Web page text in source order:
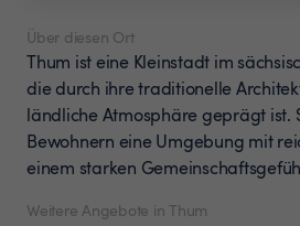
Weitere Angebote in Thum
Über diesen Ort
Thum ist eine Kleinstadt im
die durch ihre traditionelle
ländliche Atmosphäre geprägt ist.
Bewohnern eine Umgebung mit
einem starken